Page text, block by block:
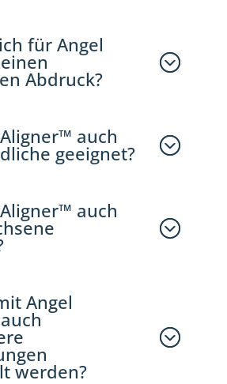
für Angel
Abdruck?
auch
geeignet?
auch
Angel
werden?